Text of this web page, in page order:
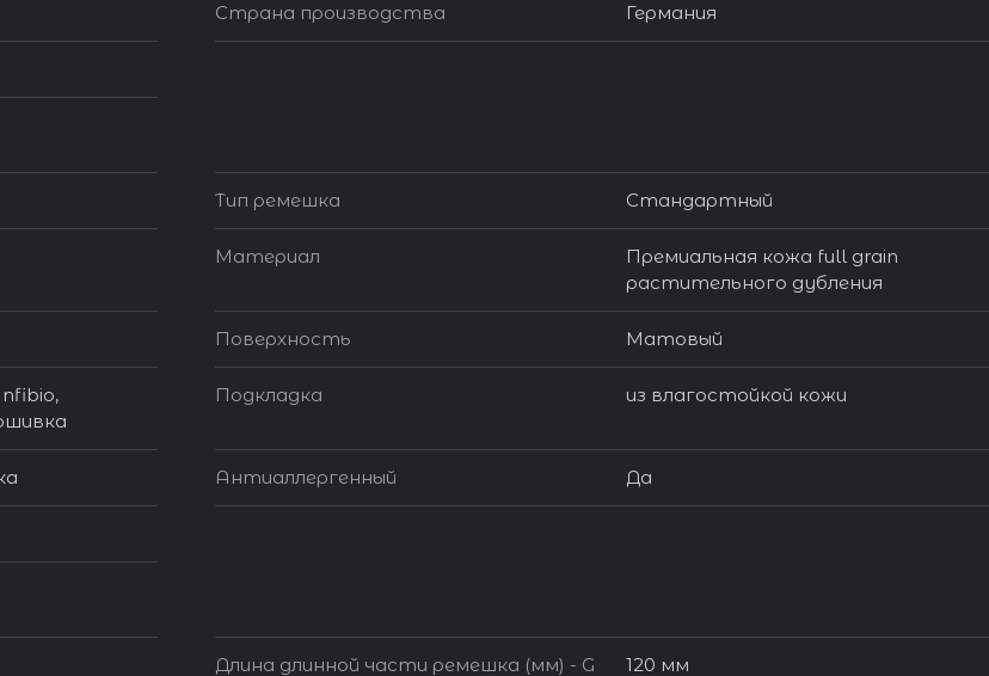
Страна производства Германия
Тип ремешка Стандартный
Материал
Премиальная кожа full grain
растительного дубления
Поверхность Матовый
Подкладка из влагостойкой кожи
Антиаллергенный Да
Длина длинной части ремешка (мм) - G 120 мм